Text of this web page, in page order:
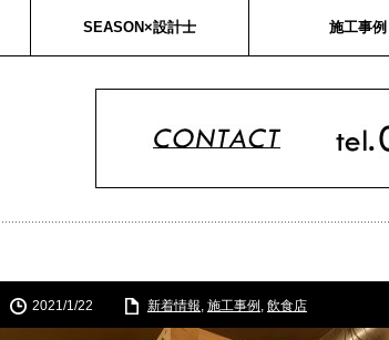
SEASON×設計士 施工事例
2021/1/22 新着情報, 施工事例 , 飲食店